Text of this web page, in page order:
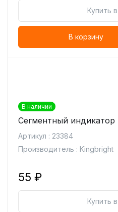
Купить в
В корзину
В наличии
Сегментный индикатор
Артикул : 23384
Производитель : Kingbright
55 ₽
Купить в